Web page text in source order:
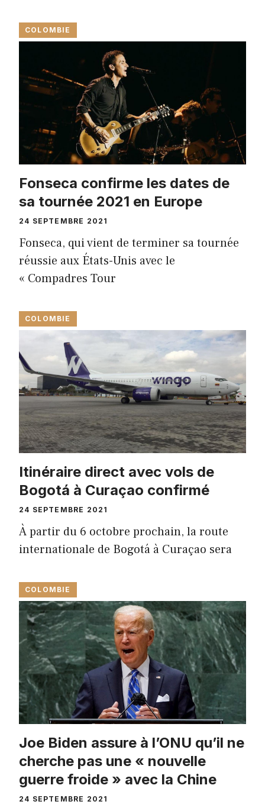
COLOMBIE
Fonseca confirme les dates de
sa tournée 2021 en Europe
24 SEPTEMBRE 2021
Fonseca, qui vient de terminer sa tournée
réussie aux États-Unis avec le
« Compadres Tour
COLOMBIE
Itinéraire direct avec vols de
Bogotá à Curaçao confirmé
24 SEPTEMBRE 2021
À partir du 6 octobre prochain, la route
internationale de Bogotá à Curaçao sera
COLOMBIE
Joe Biden assure à l’ONU qu’il ne
cherche pas une « nouvelle
guerre froide » avec la Chine
24 SEPTEMBRE 2021